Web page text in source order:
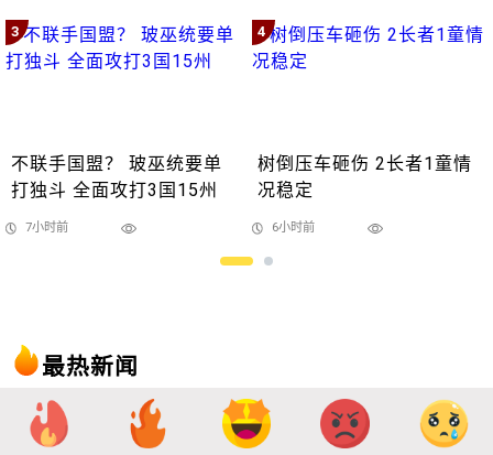
3
不联手国盟？ 玻巫统要单
打独斗 全面攻打3国15州
7小时前
4
树倒压车砸伤 2长者1童情
况稳定
6小时前
最热新闻